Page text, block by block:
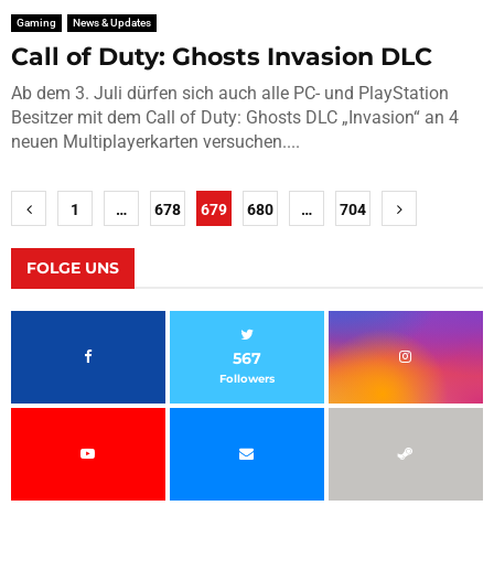
Gaming News & Updates
Call of Duty: Ghosts Invasion DLC
Ab dem 3. Juli dürfen sich auch alle PC- und PlayStation
Besitzer mit dem Call of Duty: Ghosts DLC „Invasion“ an 4
neuen Multiplayerkarten versuchen....
Seitennummerierung
der
Beiträge
1 … 678 679 680 … 704
FOLGE UNS
567
Followers